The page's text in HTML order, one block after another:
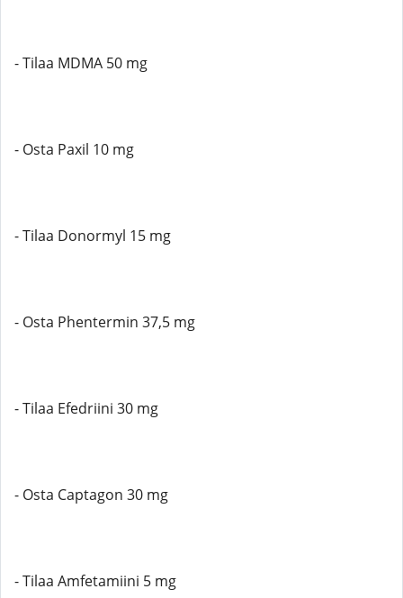
- Tilaa MDMA 50 mg
- Osta Paxil 10 mg
- Tilaa Donormyl 15 mg
- Osta Phentermin 37,5 mg
- Tilaa Efedriini 30 mg
- Osta Captagon 30 mg
- Tilaa Amfetamiini 5 mg